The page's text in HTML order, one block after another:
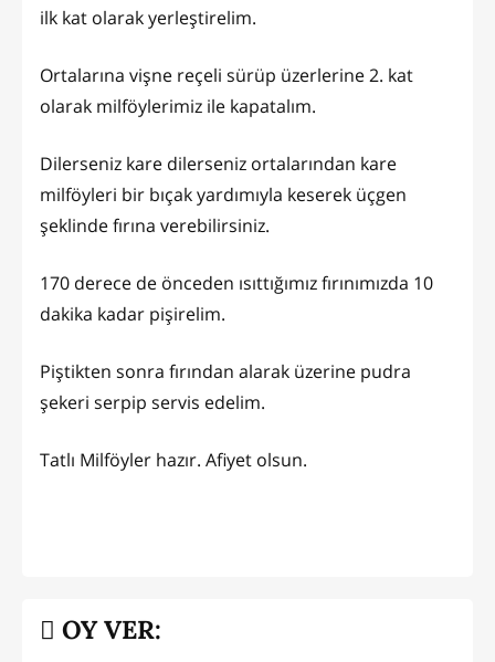
ilk kat olarak yerleştirelim.
Ortalarına vişne reçeli sürüp üzerlerine 2. kat
olarak milföylerimiz ile kapatalım.
Dilerseniz kare dilerseniz ortalarından kare
milföyleri bir bıçak yardımıyla keserek üçgen
şeklinde fırına verebilirsiniz.
170 derece de önceden ısıttığımız fırınımızda 10
dakika kadar pişirelim.
Piştikten sonra fırından alarak üzerine pudra
şekeri serpip servis edelim.
Tatlı Milföyler hazır. Afiyet olsun.
OY VER: